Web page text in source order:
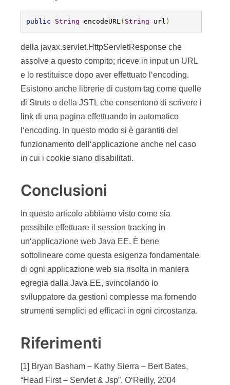
public String encodeURL( String url )
della javax.servlet.HttpServletResponse che
assolve a questo compito; riceve in input un URL
e lo restituisce dopo aver effettuato l‘encoding.
Esistono anche librerie di custom tag come quelle
di Struts o della JSTL che consentono di scrivere i
link di una pagina effettuando in automatico
l‘encoding. In questo modo si è garantiti del
funzionamento dell‘applicazione anche nel caso
in cui i cookie siano disabilitati.
Conclusioni
In questo articolo abbiamo visto come sia
possibile effettuare il session tracking in
un‘applicazione web Java EE. È bene
sottolineare come questa esigenza fondamentale
di ogni applicazione web sia risolta in maniera
egregia dalla Java EE, svincolando lo
sviluppatore da gestioni complesse ma fornendo
strumenti semplici ed efficaci in ogni circostanza.
Riferimenti
[1] Bryan Basham – Kathy Sierra – Bert Bates,
“Head First – Servlet & Jsp”, O‘Reilly, 2004